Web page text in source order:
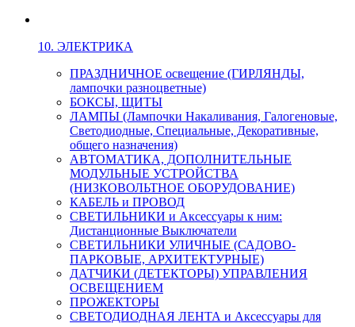
10. ЭЛЕКТРИКА
ПРАЗДНИЧНОЕ освещение (ГИРЛЯНДЫ,
лампочки разноцветные)
БОКСЫ, ЩИТЫ
ЛАМПЫ (Лампочки Накаливания, Галогеновые,
Светодиодные, Специальные, Декоративные,
общего назначения)
АВТОМАТИКА, ДОПОЛНИТЕЛЬНЫЕ
МОДУЛЬНЫЕ УСТРОЙСТВА
(НИЗКОВОЛЬТНОЕ ОБОРУДОВАНИЕ)
КАБЕЛЬ и ПРОВОД
СВЕТИЛЬНИКИ и Аксессуары к ним:
Дистанционные Выключатели
СВЕТИЛЬНИКИ УЛИЧНЫЕ (САДОВО-
ПАРКОВЫЕ, АРХИТЕКТУРНЫЕ)
ДАТЧИКИ (ДЕТЕКТОРЫ) УПРАВЛЕНИЯ
ОСВЕЩЕНИЕМ
ПРОЖЕКТОРЫ
СВЕТОДИОДНАЯ ЛЕНТА и Аксессуары для